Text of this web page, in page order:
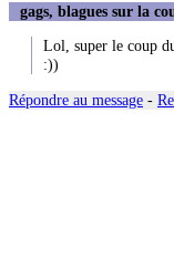
gags, blagues sur la
Lol, super le coup
:))
Répondre au message -